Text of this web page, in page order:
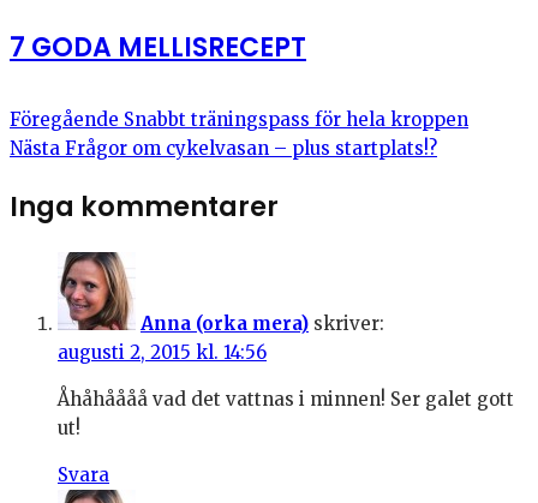
7 GODA MELLISRECEPT
Föregående Snabbt träningspass för hela kroppen
Nästa Frågor om cykelvasan – plus startplats!?
Inga kommentarer
Anna (orka mera) skriver:
augusti 2, 2015 kl. 14:56
Åhåhåååå vad det vattnas i minnen! Ser galet gott
ut!
Svara